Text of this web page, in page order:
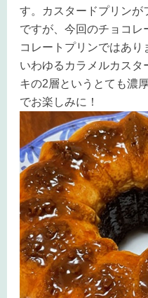
す。カスタードプリンが
ですが、今回のチョコレ
コレートプリンではあり
いわゆるカラメルカスタ
キの2層というとても濃
でお楽しみに！